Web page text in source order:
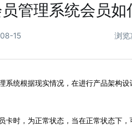
管理系统会员如
15 浏览
系统根据现实情况，在进行产品架构设
时，为正常状态，当在正常状态下，